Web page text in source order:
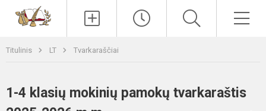
Titulinis LT Tvarkaraščiai
1-4 klasių mokinių pamokų tvarkaraštis